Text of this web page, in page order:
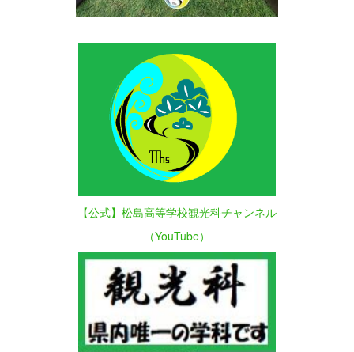
【公式】松島高等学校観光科チャンネル
（YouTube）